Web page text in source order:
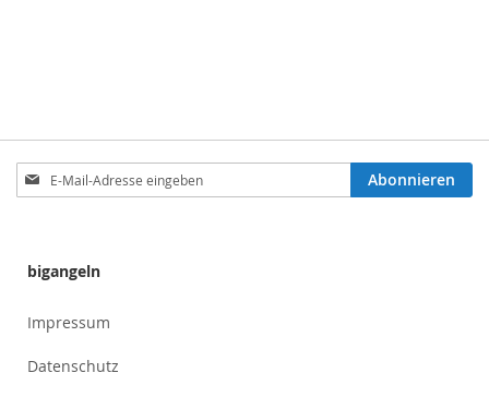
Anmeldung
zum
Abonnieren
bigangeln
Impressum
Datenschutz